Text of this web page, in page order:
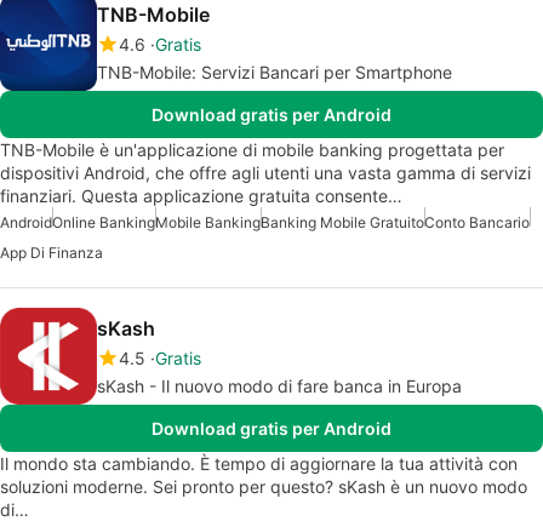
TNB-Mobile
4.6 Gratis
TNB-Mobile: Servizi Bancari per Smartphone
Download gratis per Android
TNB-Mobile è un'applicazione di mobile banking progettata per
dispositivi Android, che offre agli utenti una vasta gamma di servizi
finanziari. Questa applicazione gratuita consente…
AndroidOnline BankingMobile BankingBanking Mobile GratuitoConto Bancario
App Di Finanza
sKash
4.5 Gratis
sKash - Il nuovo modo di fare banca in Europa
Download gratis per Android
Il mondo sta cambiando. È tempo di aggiornare la tua attività con
soluzioni moderne. Sei pronto per questo? sKash è un nuovo modo
di…